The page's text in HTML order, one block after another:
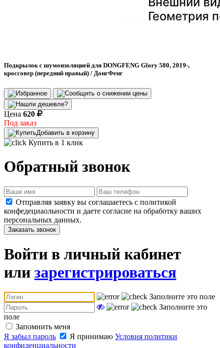
Подкрылок с шумоизоляцией для DONGFENG Glory 580, 2019-,
кроссовер (передний правый) / ДонгФенг
Цена 620
Под заказ
Добавить в корзину
Купить в 1 клик
Обратный звонок
Отправляя заявку вы соглашаетесь с политикой
конфедециаольности и даете согласие на обработку ваших
персональных данных.
Заказать звонок
Войти в личный кабинет
или зарегистрироваться
Заполните это поле
Заполните это
поле
Запомнить меня
Я забыл пароль
Я принимаю Условия политики
конфиденциальности